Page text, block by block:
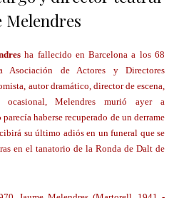
Melendres
ha fallecido en Barcelona a los 68
Asociación de Actores y Directores
autor dramático, director de escena,
Melendres murió ayer a
haberse recuperado de un derrame
su último adiós en un funeral que se
en el tanatorio de la Ronda de Dalt de